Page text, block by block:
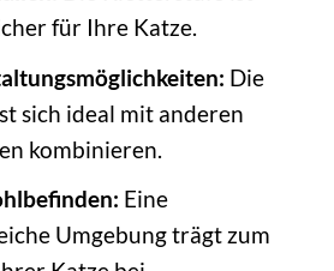
für Ihre Katze.
Die
sich ideal mit anderen
kombinieren.
Eine
Umgebung trägt zum